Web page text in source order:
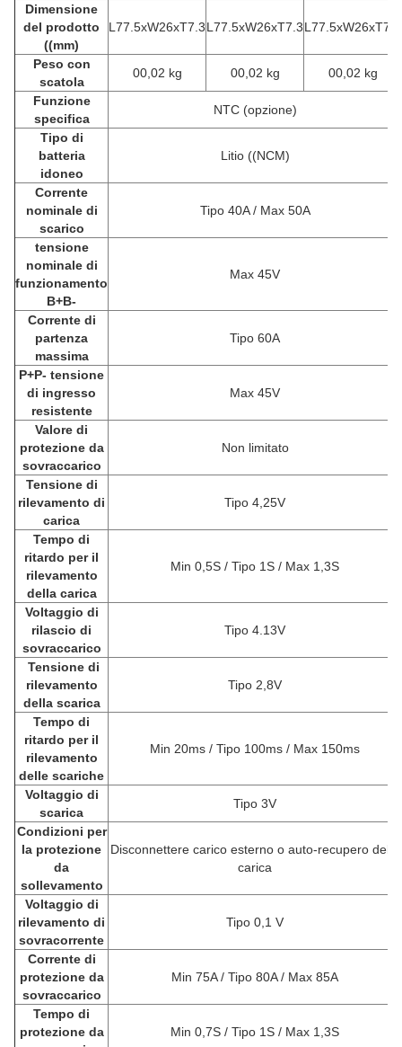
Dimensione
del prodotto
((mm)
L77.5xW26xT7.3L77.5xW26xT7.3L77.5xW26xT7.3
Peso con
scatola
00,02 kg 00,02 kg
00,02 kg
Funzione
specifica
NTC (opzione)
Tipo di
batteria
idoneo
Litio ((NCM)
Corrente
nominale di
scarico
Tipo 40A / Max 50A
tensione
nominale di
funzionamento
B+B-
Max 45V
Corrente di
partenza
massima
Tipo 60A
P+P- tensione
di ingresso
resistente
Max 45V
Valore di
protezione da
sovraccarico
Non limitato
Tensione di
rilevamento di
carica
Tipo 4,25V
Tempo di
ritardo per il
rilevamento
della carica
Min 0,5S / Tipo 1S / Max 1,3S
Voltaggio di
rilascio di
sovraccarico
Tipo 4.13V
Tensione di
rilevamento
della scarica
Tipo 2,8V
Tempo di
ritardo per il
rilevamento
delle scariche
Min 20ms / Tipo 100ms / Max 150ms
Voltaggio di
scarica
Tipo 3V
Condizioni per
la protezione
da
sollevamento
Disconnettere carico esterno o auto-recupero della
carica
Voltaggio di
rilevamento di
sovracorrente
Tipo 0,1 V
Corrente di
protezione da
sovraccarico
Min 75A / Tipo 80A / Max 85A
Tempo di
protezione da
Min 0,7S / Tipo 1S / Max 1,3S